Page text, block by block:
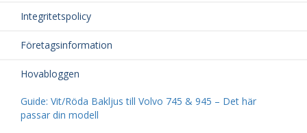
Integritetspolicy
Företagsinformation
Hovabloggen
Guide: Vit/Röda Bakljus till Volvo 745 & 945 – Det här
passar din modell